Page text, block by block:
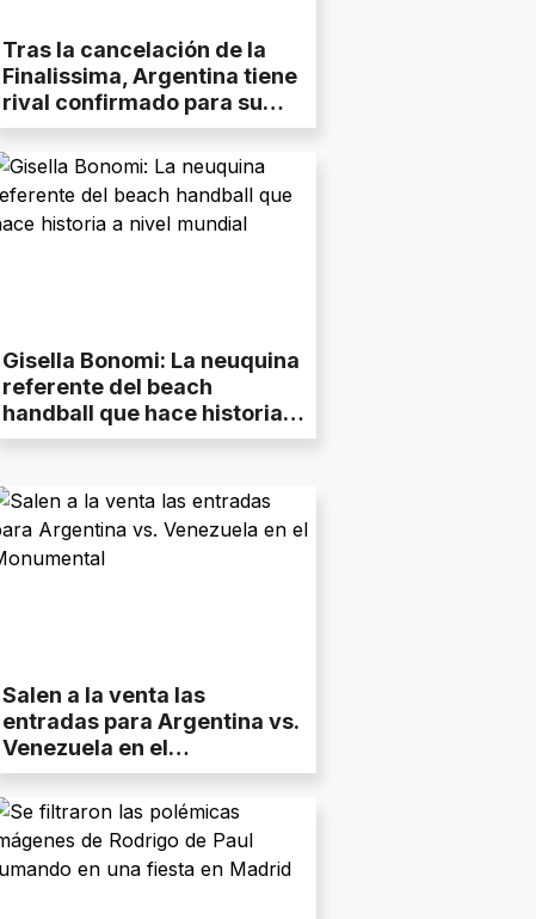
Tras la cancelación de la
Finalissima, Argentina tiene
rival confirmado para su
último amistoso
Gisella Bonomi: La neuquina
referente del beach
handball que hace historia a
nivel mundial
Salen a la venta las
entradas para Argentina vs.
Venezuela en el
Monumental